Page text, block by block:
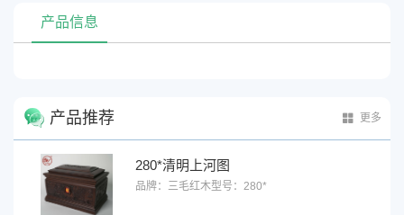
产品信息
产品推荐 更多
280*清明上河图
品牌：三毛红木型号：280*